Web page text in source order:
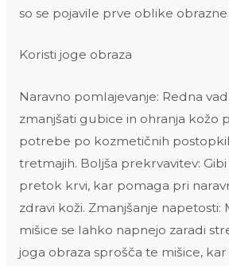
so se pojavile prve oblike
Koristi joge obraza
Naravno pomlajevanje: Redna
zmanjšati gubice in ohranja kožo
potrebe po kozmetičnih
tretmajih. Boljša prekrvavitev:
pretok krvi, kar pomaga pri
zdravi koži. Zmanjšanje napetosti:
mišice se lahko napnejo zaradi
joga obraza sprošča te mišice,